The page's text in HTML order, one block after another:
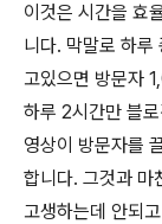
이것은 시간을 효
니다. 막말로 하
고있으면 방문자
하루 2시간만 블
영상이 방문자를
합니다. 그것과 마
고생하는데 안되